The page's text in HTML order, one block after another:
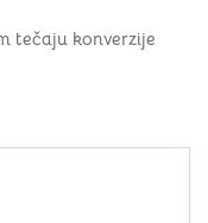
tečaju konverzije